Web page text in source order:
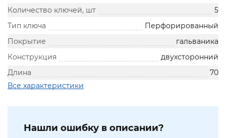
Количество ключей, шт
5
Тип ключа
Перфорированный
Покрытие
гальваника
Конструкция
двухсторонний
Длина
70
Все характеристики
Нашли ошибку в описании?